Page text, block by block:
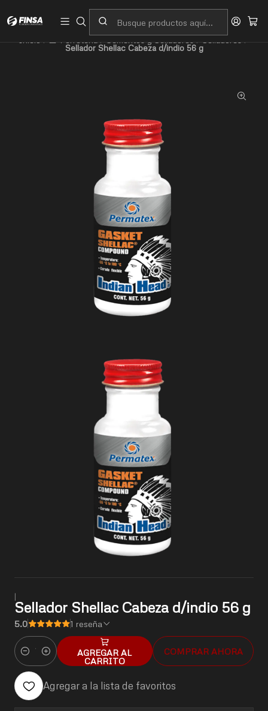
Sellador Shellac Cabeza d/indio 56 g
|
Sellador Shellac Cabeza d/indio 56 g
5.0 1 reseña
Cantidad
AGREGAR AL
CARRITO
COMPRAR AHORA
Agregar a la lista de favoritos